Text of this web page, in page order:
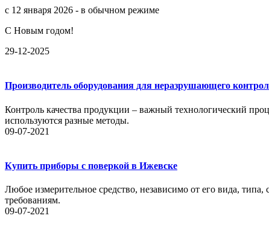
с 12 января 2026 - в обычном режиме
С Новым годом!
29-12-2025
Производитель оборудования для неразрушающего
Контроль качества продукции – важный технологический
используются разные методы.
09-07-2021
Купить приборы с поверкой в Ижевске
Любое измерительное средство, независимо от его вида,
требованиям.
09-07-2021